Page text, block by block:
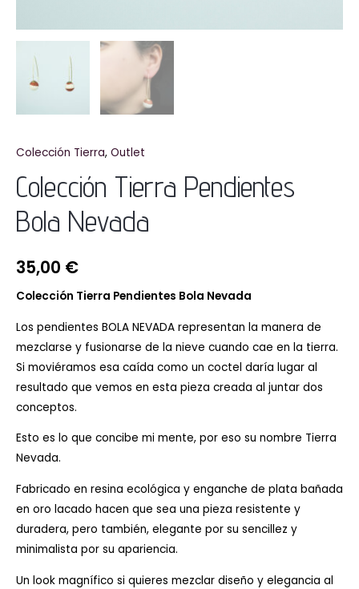
Colección Tierra, Outlet
Colección Tierra Pendientes
Bola Nevada
35,00 €
Colección Tierra Pendientes Bola Nevada
Los pendientes BOLA NEVADA representan la manera de
mezclarse y fusionarse de la nieve cuando cae en la tierra.
Si moviéramos esa caída como un coctel daría lugar al
resultado que vemos en esta pieza creada al juntar dos
conceptos.
Esto es lo que concibe mi mente, por eso su nombre Tierra
Nevada.
Fabricado en resina ecológica y enganche de plata bañada
en oro lacado hacen que sea una pieza resistente y
duradera, pero también, elegante por su sencillez y
minimalista por su apariencia.
Un look magnífico si quieres mezclar diseño y elegancia al